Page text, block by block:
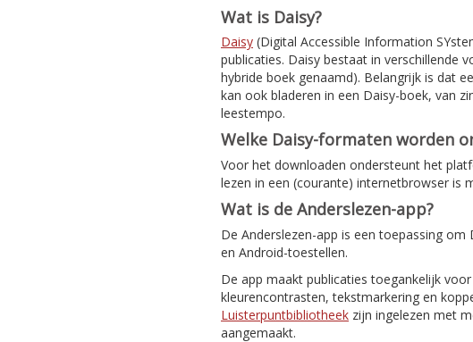
Wat is Daisy?
Daisy (Digital Accessible Information
publicaties. Daisy bestaat in verschillende
hybride boek genaamd). Belangrijk is dat
kan ook bladeren in een Daisy-boek, van
leestempo.
Welke Daisy-formaten worden
Voor het downloaden ondersteunt het
lezen in een (courante) internetbrowser is
Wat is de Anderslezen-app?
De Anderslezen-app is een toepassing
en Android-toestellen.
De app maakt publicaties toegankelijk
kleurencontrasten, tekstmarkering en
Luisterpuntbibliotheek zijn ingelezen met
aangemaakt.